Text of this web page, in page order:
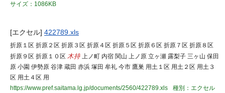
サイズ：1086KB
[エクセル] 422789.xls
折原１区 折原２区 折原３区 折原４区 折原５区 折原６区 折原７区 折原８区
折原９区 折原１０区 木持上ノ町 内宿 関山 上ノ原 立ヶ瀬 露梨子 三ヶ山 保田
原 小園 伊勢原 谷津 蔵田 赤浜 塚田 牟礼 今市 鷹巣 用土１区 用土２区 用土３
区 用土４区 用
https://www.pref.saitama.lg.jp/documents/2560/422789.xls
種別：エクセル